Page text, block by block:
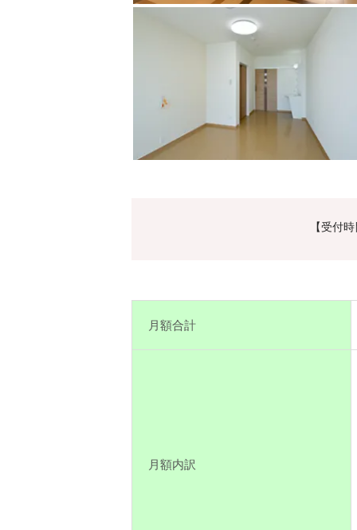
【受付
月額合計
月額内訳